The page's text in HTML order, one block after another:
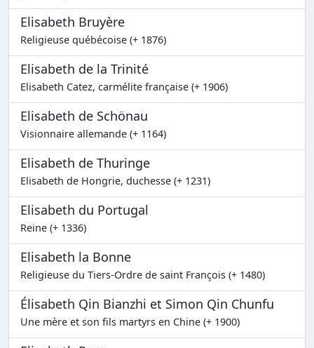
Elisabeth Bruyère
Religieuse québécoise (+ 1876)
Elisabeth de la Trinité
Elisabeth Catez, carmélite française (+ 1906)
Elisabeth de Schönau
Visionnaire allemande (+ 1164)
Elisabeth de Thuringe
Elisabeth de Hongrie, duchesse (+ 1231)
Elisabeth du Portugal
Reine (+ 1336)
Elisabeth la Bonne
Religieuse du Tiers-Ordre de saint François (+ 1480)
Élisabeth Qin Bianzhi et Simon Qin Chunfu
Une mère et son fils martyrs en Chine (+ 1900)